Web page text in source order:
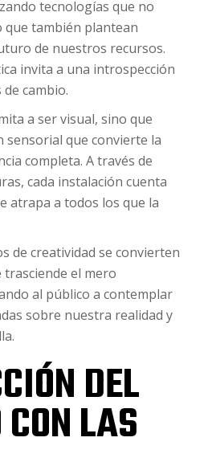
tecnologías que no
que también plantean
de nuestros recursos.
invita a una introspección
cambio.
a ser visual, sino que
sensorial que convierte la
completa. A través de
cada instalación cuenta
atrapa a todos los que la
de creatividad se convierten
trasciende el mero
al público a contemplar
sobre nuestra realidad y
DEL
LAS